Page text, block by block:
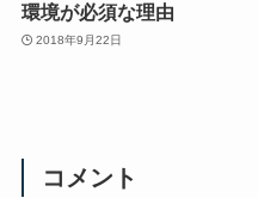
環境が必須な理由
2018年9月22日
コメント